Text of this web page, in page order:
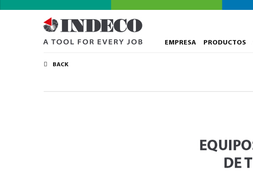
EMPRESA PRODUCTOS
BACK